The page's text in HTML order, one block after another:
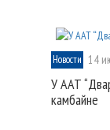
Новости 14
У ААТ
камбайне